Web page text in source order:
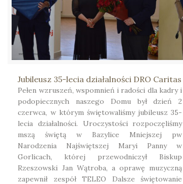
Jubileusz 35-lecia działalności DRO Caritas
Pełen wzruszeń, wspomnień i radości dla kadry i
podopiecznych naszego Domu był dzień 2
czerwca, w którym świętowaliśmy jubileusz 35-
lecia działalności. Uroczystości rozpoczęliśmy
mszą świętą w Bazylice Mniejszej pw
Narodzenia Najświętszej Maryi Panny w
Gorlicach, której przewodniczył Biskup
Rzeszowski Jan Wątroba, a oprawę muzyczną
zapewnił zespół TELEO Dalsze świętowanie